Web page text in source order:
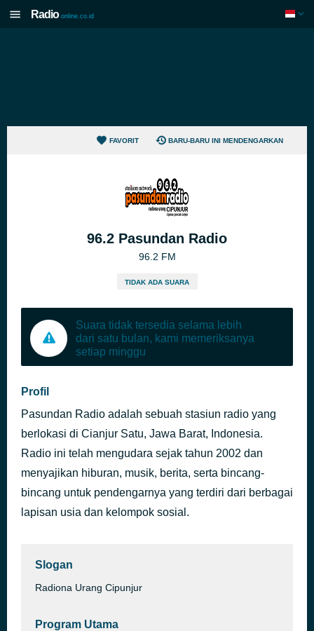
Radio online.co.id
FAVORIT BARU-BARU INI MENDENGARKAN
96.2 Pasundan Radio
96.2 FM
TIDAK ADA SUARA
Suara tidak tersedia selama lebih
dari satu bulan, kami memeriksanya
setiap minggu
Profil
Pasundan Radio adalah sebuah stasiun radio yang
berlokasi di Cianjur Satu, Jawa Barat, Indonesia.
Radio ini telah mengudara sejak tahun 2002 dan
menyajikan hiburan, musik, berita, serta bincang-
bincang untuk pendengarnya yang terdiri dari berbagai
lapisan usia dan kelompok sosial.
Slogan
Radiona Urang Cipunjur
Program Utama